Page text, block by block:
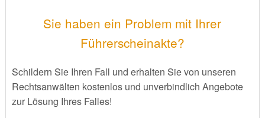
Sie haben ein Problem mit Ihrer
Führerscheinakte?
Schildern Sie Ihren Fall und erhalten Sie von unseren
Rechtsanwälten kostenlos und unverbindlich Angebote
zur Lösung Ihres Falles!